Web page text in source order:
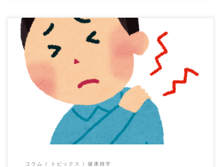
肩こりに悩まれる方は多いと思います。 肩こりを改善する第一
歩をご紹介します。 これができてない場合は […]
コラム トピックス 健康雑学